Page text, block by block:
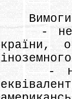
Вимоги
-
країни,
-